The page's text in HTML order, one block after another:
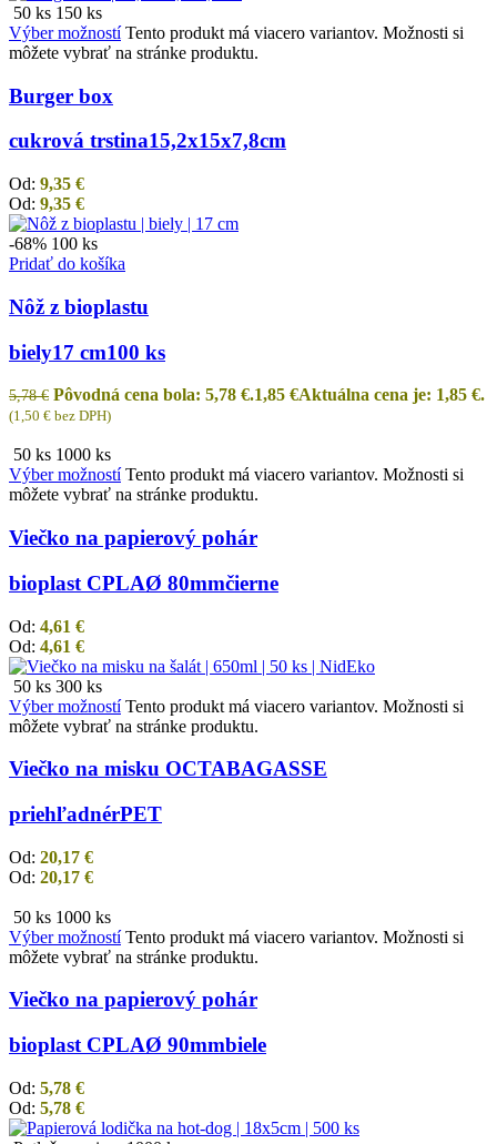
50 ks 150 ks
Výber možností Tento produkt má viacero variantov. Možnosti si
môžete vybrať na stránke produktu.
Burger box
cukrová trstina15,2x15x7,8cm
Od: 9,35 €
Od: 9,35 €
-68% 100 ks
Pridať do košíka
Nôž z bioplastu
biely17 cm100 ks
5,78€ Pôvodná cena bola: 5,78 €.1,85 €Aktuálna cena je: 1,85 €.
(1,50 € bez DPH)
50 ks 1000 ks
Výber možností Tento produkt má viacero variantov. Možnosti si
môžete vybrať na stránke produktu.
Viečko na papierový pohár
bioplast CPLAØ 80mmčierne
Od: 4,61 €
Od: 4,61 €
50 ks 300 ks
Výber možností Tento produkt má viacero variantov. Možnosti si
môžete vybrať na stránke produktu.
Viečko na misku OCTABAGASSE
priehľadnérPET
Od: 20,17 €
Od: 20,17 €
50 ks 1000 ks
Výber možností Tento produkt má viacero variantov. Možnosti si
môžete vybrať na stránke produktu.
Viečko na papierový pohár
bioplast CPLAØ 90mmbiele
Od: 5,78 €
Od: 5,78 €